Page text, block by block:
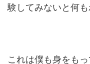
験してみないと何も
これは僕も身をも